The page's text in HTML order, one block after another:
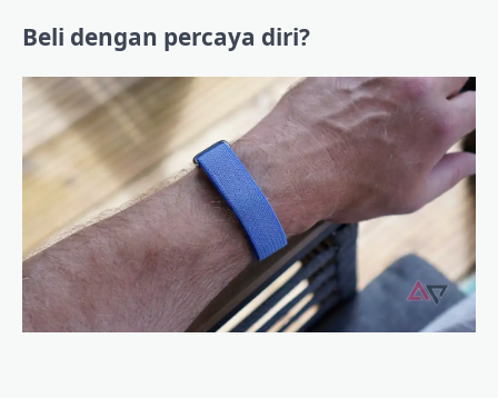
Beli dengan percaya diri?